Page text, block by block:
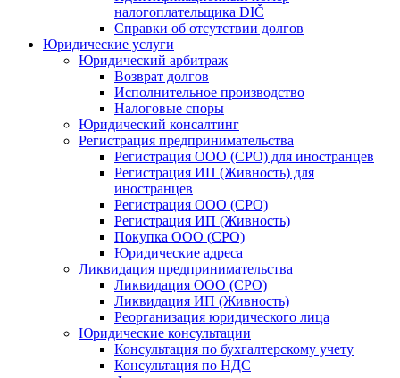
налогоплательщика DIČ
Справки об отсутствии долгов
Юридические услуги
Юридический арбитраж
Возврат долгов
Исполнительное производство
Налоговые споры
Юридический консалтинг
Регистрация предпринимательства
Регистрация ООО (СРО) для иностранцев
Регистрация ИП (Живность) для
иностранцев
Регистрация ООО (СРО)
Регистрация ИП (Живность)
Покупка ООО (СРО)
Юридические адреса
Ликвидация предпринимательства
Ликвидация ООО (СРО)
Ликвидация ИП (Живность)
Реорганизация юридического лица
Юридические консультации
Консультация по бухгалтерскому учету
Консультация по НДС